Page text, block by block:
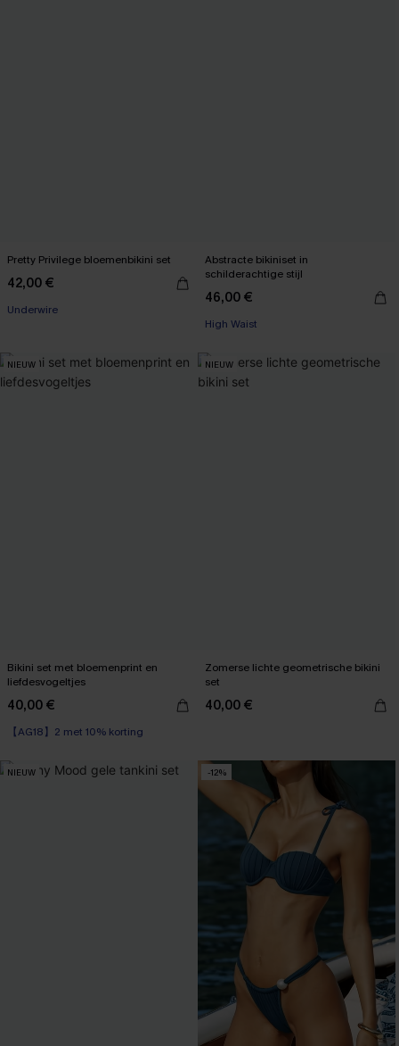
Pretty Privilege bloemenbikini set
42,00 €
Underwire
Abstracte bikiniset in
schilderachtige stijl
46,00 €
High Waist
NIEUW
Bikini set met bloemenprint en
liefdesvogeltjes
40,00 €
【AG18】2 met 10% korting
High Waist
NIEUW
Zomerse lichte geometrische bikini
set
40,00 €
NIEUW -12%